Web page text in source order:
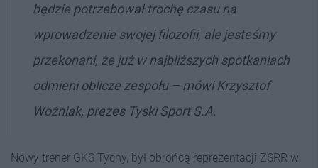
będzie potrzebował trochę czasu na
wprowadzenie swojej filozofii, ale jesteśmy
przekonani, że już w najbliższych spotkaniach
odmieni oblicze zespołu – mówiKrzysztof
Woźniak, prezes Tyski Sport S.A.
Nowy trener GKS Tychy, był obrońcą reprezentacji ZSRR w